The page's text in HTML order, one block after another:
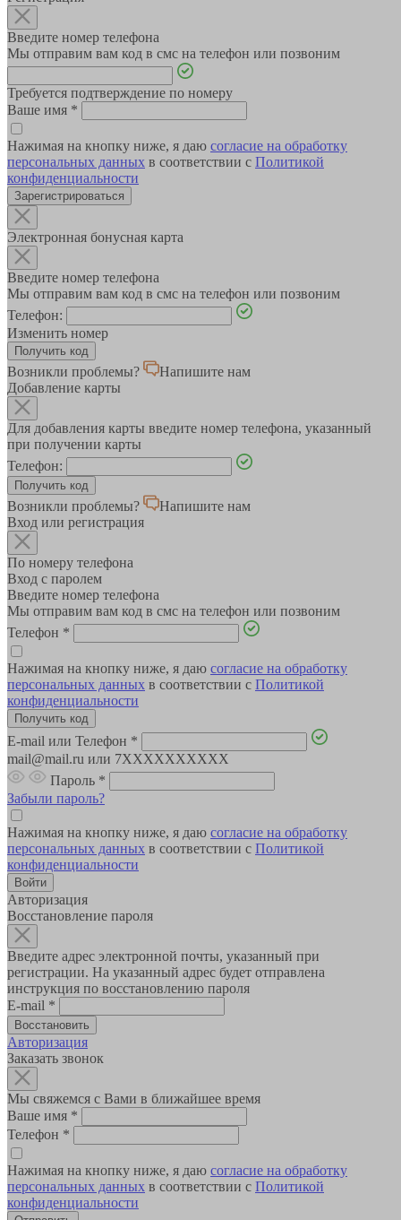
Введите номер телефона
Мы отправим вам код в смс на телефон или позвоним
Требуется подтверждение по номеру
Ваше имя *
Нажимая на кнопку ниже, я даю согласие на обработку
персональных данных в соответствии с Политикой
конфиденциальности
Зарегистрироваться
Электронная бонусная карта
Введите номер телефона
Мы отправим вам код в смс на телефон или позвоним
Телефон:
Изменить номер
Возникли проблемы?
Напишите нам
Добавление карты
Для добавления карты введите номер телефона, указанный
при получении карты
Телефон:
Возникли проблемы?
Напишите нам
Вход или регистрация
По номеру телефона
Вход с паролем
Введите номер телефона
Мы отправим вам код в смс на телефон или позвоним
Телефон *
Нажимая на кнопку ниже, я даю согласие на обработку
персональных данных в соответствии с Политикой
конфиденциальности
E-mail или Телефон *
mail@mail.ru или 7XXXXXXXXXX
Пароль *
Забыли пароль?
Нажимая на кнопку ниже, я даю согласие на обработку
персональных данных в соответствии с Политикой
конфиденциальности
Авторизация
Восстановление пароля
Введите адрес электронной почты, указанный при
регистрации. На указанный адрес будет отправлена
инструкция по восстановлению пароля
E-mail *
Авторизация
Заказать звонок
Мы свяжемся с Вами в ближайшее время
Ваше имя *
Телефон *
Нажимая на кнопку ниже, я даю согласие на обработку
персональных данных в соответствии с Политикой
конфиденциальности